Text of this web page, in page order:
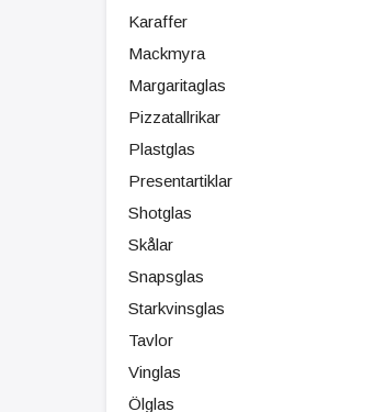
Karaffer
Mackmyra
Margaritaglas
Pizzatallrikar
Plastglas
Presentartiklar
Shotglas
Skålar
Snapsglas
Starkvinsglas
Tavlor
Vinglas
Ölglas